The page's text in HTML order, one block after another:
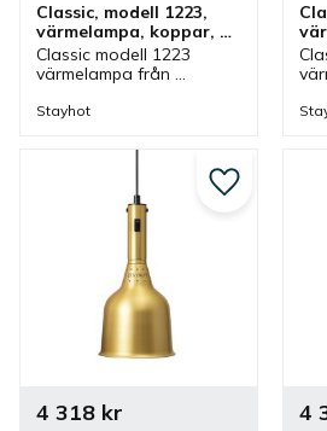
Classic, modell 1223,
värmelampa, koppar,
fastmontering
Classic modell 1223
värmelampa från
fastmontering.
kabel och höjd som finns
Stayhot
4 318kr
Lägg till i
4